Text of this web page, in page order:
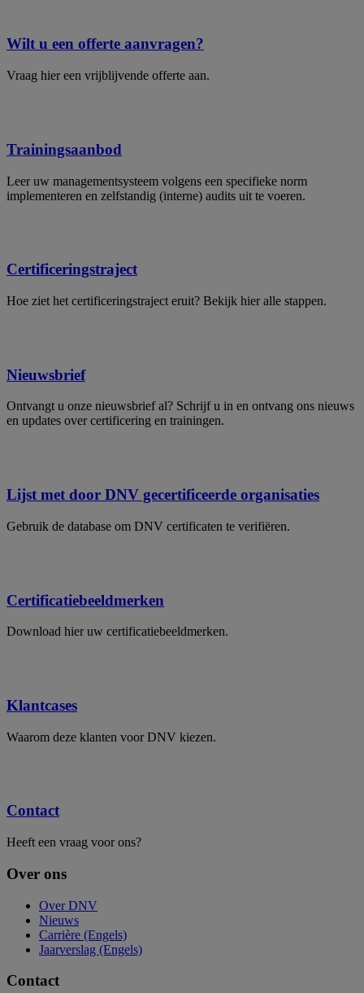
Wilt u een offerte aanvragen?
Vraag hier een vrijblijvende offerte aan.
Trainingsaanbod
Leer uw managementsysteem volgens een specifieke norm
implementeren en zelfstandig (interne) audits uit te voeren.
Certificeringstraject
Hoe ziet het certificeringstraject eruit? Bekijk hier alle stappen.
Nieuwsbrief
Ontvangt u onze nieuwsbrief al? Schrijf u in en ontvang ons nieuws
en updates over certificering en trainingen.
Lijst met door DNV gecertificeerde organisaties
Gebruik de database om DNV certificaten te verifiëren.
Certificatiebeeldmerken
Download hier uw certificatiebeeldmerken.
Klantcases
Waarom deze klanten voor DNV kiezen.
Contact
Heeft een vraag voor ons?
Over ons
Over DNV
Nieuws
Carrière (Engels)
Jaarverslag (Engels)
Contact